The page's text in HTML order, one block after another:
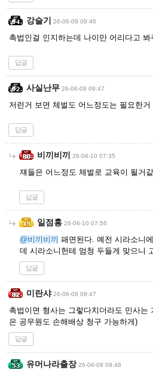
강슬기 26-06-09 09:46
촉법인걸 인지하는데 나이만 어리다고
답글
사실난무 26-06-09 09:47
저런거 보면 체벌도 어느정도는 필요한거
답글
비끼비끼 26-06-10 07:35
쟤들은 어느정도 체벌로 교육이 될거
답글
일점홍 26-06-10 07:56
@비끼비끼 패면된다. 예전 시라소니
데 시라소니헌테 엄청 두들게 맞으니
답글
미란샤 26-06-09 09:47
촉법이면 형사는 그렇다치더라도 민사는
은 공무원도 손해배상 청구 가능하게)
답글
유머나라출장 26-06-09 09:48